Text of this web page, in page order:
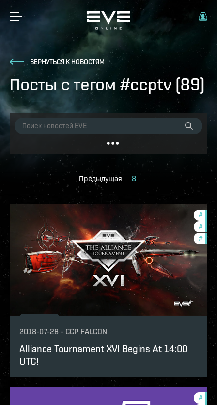
ВЕРНУТЬСЯ К НОВОСТЯМ
Посты с тегом #ccptv (89)
Предыдущая 8
#
#
# pvp
2018-07-28 - CCP FALCON
Alliance Tournament XVI Begins At 14:00
UTC!
# in-